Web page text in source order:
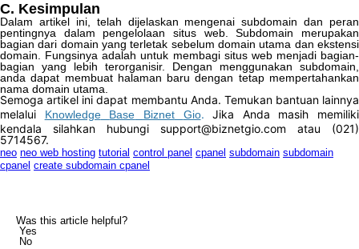
C. Kesimpulan
Dalam artikel ini, telah dijelaskan mengenai subdomain dan
peran
pentingnya
dalam pengelolaan situs web. Subdomain
merupakan
bagian dari domain yang terletak sebelum domain utama dan ekstensi
domain
Fungsinya adalah untuk membagi situs web menjadi bagian-
bagian
yang lebih terorganisir. Dengan menggunakan subdomain
anda dapat membuat halaman baru dengan tetap mempertahankan
nama domain utama
Semoga artikel ini dapat membantu Anda. Temukan bantuan lainnya
melalui
Knowledge Base Biznet Gio. Jika Anda masih
memiliki
kendala
silahkan hubungi support@biznetgio.com atau (021)
5714567.
neo neo web hosting tutorial control panel cpanel subdomain subdomain
cpanel create subdomain cpanel
Was this article helpful?
Yes
No